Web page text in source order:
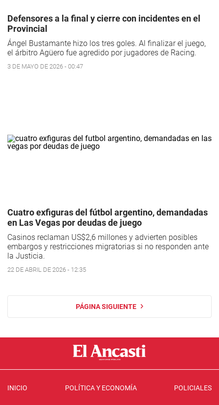
Defensores a la final y cierre con incidentes en el
Provincial
Ángel Bustamante hizo los tres goles. Al finalizar el juego,
el árbitro Agüero fue agredido por jugadores de Racing.
3 DE MAYO DE 2026 - 00:47
Cuatro exfiguras del fútbol argentino, demandadas
en Las Vegas por deudas de juego
Casinos reclaman US$2,6 millones y advierten posibles
embargos y restricciones migratorias si no responden ante
la Justicia.
22 DE ABRIL DE 2026 - 12:35
PÁGINA SIGUIENTE
INICIO POLÍTICA Y ECONOMÍA POLICIALES